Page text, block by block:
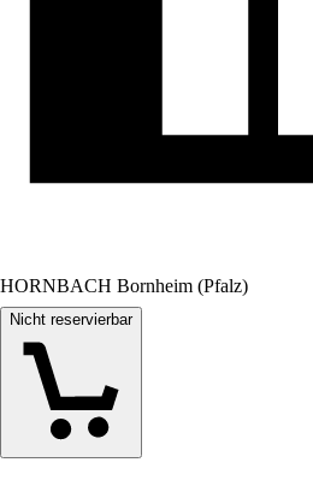
HORNBACH Bornheim (Pfalz)
Nicht reservierbar